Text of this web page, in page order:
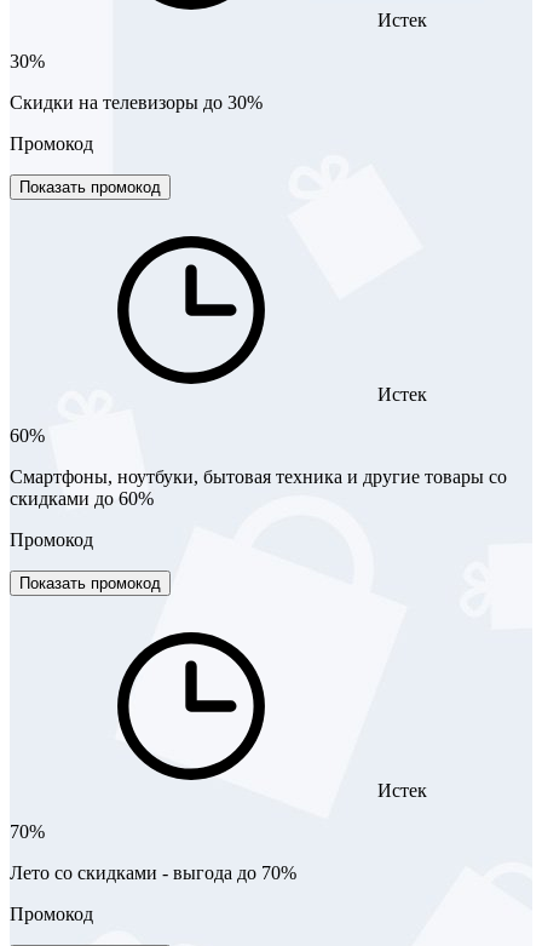
Истек
30%
Скидки на телевизоры до 30%
Промокод
Показать промокод
Истек
60%
Смартфоны, ноутбуки, бытовая техника и другие товары со
скидками до 60%
Промокод
Показать промокод
Истек
70%
Лето со скидками - выгода до 70%
Промокод